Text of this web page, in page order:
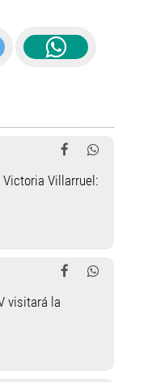
Victoria Villarruel:
visitará la